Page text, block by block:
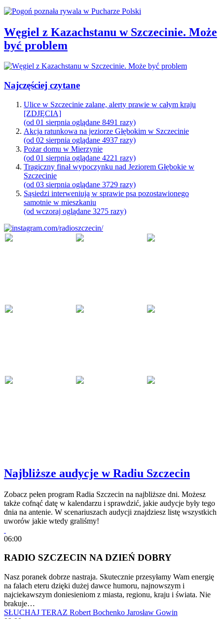
Węgiel z Kazachstanu w Szczecinie. Może
być problem
Najczęściej czytane
Ulice w Szczecinie zalane, alerty prawie w całym kraju
[ZDJĘCIA]
(od 01 sierpnia oglądane 8491 razy)
Akcja ratunkowa na jeziorze Głębokim w Szczecinie
(od 02 sierpnia oglądane 4937 razy)
Pożar domu w Mierzynie
(od 01 sierpnia oglądane 4221 razy)
Tragiczny finał wypoczynku nad Jeziorem Głębokie w
Szczecinie
(od 03 sierpnia oglądane 3729 razy)
Sąsiedzi interweniują w sprawie psa pozostawionego
samotnie w mieszkaniu
(od wczoraj oglądane 3275 razy)
Najbliższe audycje w Radiu Szczecin
Zobacz pełen program Radia Szczecin na najbliższe dni. Możesz
także cofnąć datę w kalendarzu i sprawdzić, jakie audycje były tego
dnia na antenie. W scenariuszach audycji znajdziesz listę wszystkich
uworów jakie wtedy graliśmy!
06:00
RADIO SZCZECIN NA DZIEŃ DOBRY
Nasz poranek dobrze nastraja. Skutecznie przesyłamy Wam energię
na falach eteru dzięki dużej dawce humoru, najnowszym i
najciekawszym doniesieniom z miasta, regionu, kraju i świata. Nie
brakuje…
SŁUCHAJ TERAZ Robert Bochenko Jarosław Gowin